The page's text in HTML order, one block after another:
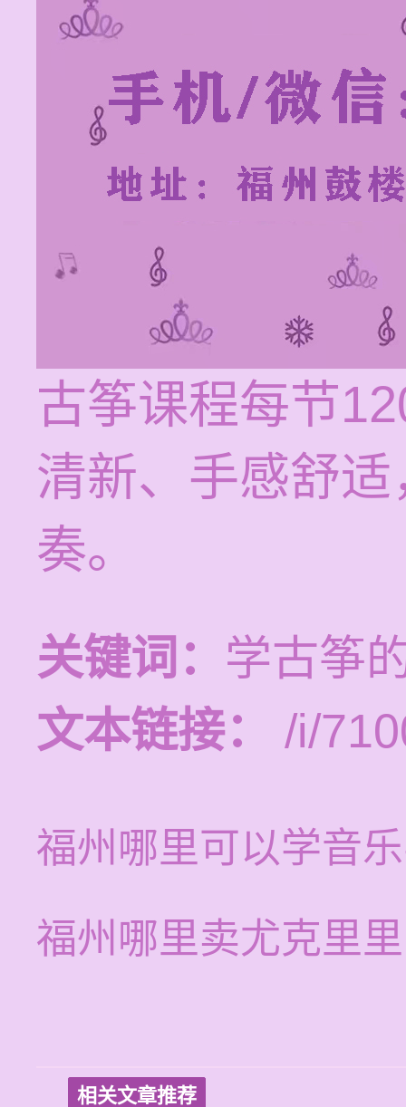
古筝课程每节
清新、手感舒
奏。
关键词： 学古筝
文本链接：
/i/
福州哪里可以学音
福州哪里卖尤克里
相关文章推荐